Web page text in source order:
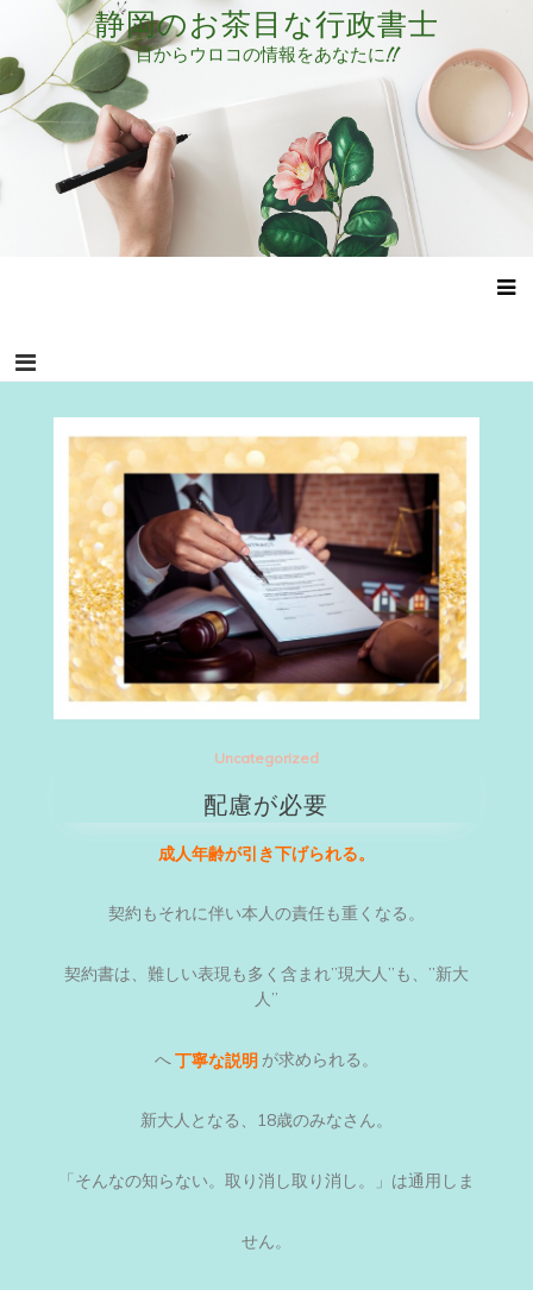
テ
ン
ツ
キ
静岡のお茶目な行政書士
目からウロコの情報をあなたに!!
Uncategorized
配慮が必要
成人年齢が引き下げられる。
契約もそれに伴い本人の責任も重くなる。
契約書は、難しい表現も多く含まれ”現大人”も、”新大
人”
へ丁寧な説明 が求められる。
新大人となる、18歳のみなさん。
「そんなの知らない。取り消し取り消し。」は通用しま
せん。